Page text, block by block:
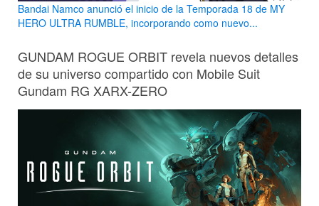
Bandai Namco anunció el inicio de la Temporada 18 de MY
HERO ULTRA RUMBLE, incorporando como nuevo...
GUNDAM ROGUE ORBIT revela nuevos detalles
de su universo compartido con Mobile Suit
Gundam RG XARX-ZERO